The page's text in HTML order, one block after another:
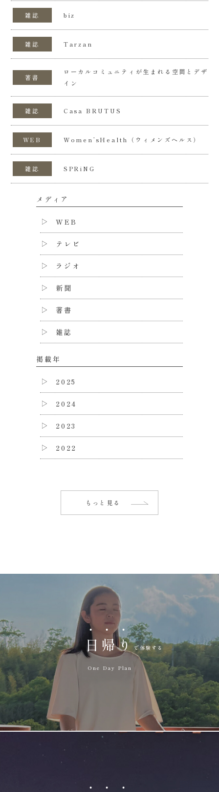
雑誌 biz
雑誌 Tarzan
著書
ローカルコミュニティが生まれる空間とデザ
イン
雑誌 Casa BRUTUS
WEB Women’sHealth（ウィメンズヘルス）
雑誌 SPRiNG
メディア
WEB
テレビ
ラジオ
新聞
著書
雑誌
掲載年
2025
2024
2023
2022
もっと見る
日 帰り
One Day Plan